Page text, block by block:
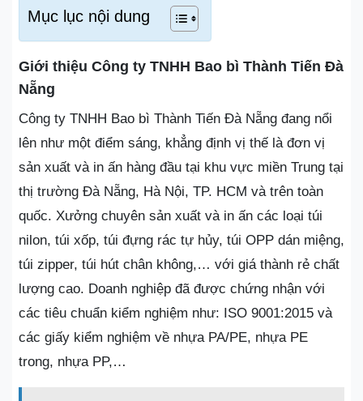
Mục lục nội dung
Giới thiệu Công ty TNHH Bao bì Thành Tiến Đà
Nẵng
Công ty TNHH Bao bì Thành Tiến Đà Nẵng đang nổi
lên như một điểm sáng, khẳng định vị thế là đơn vị
sản xuất và in ấn hàng đầu tại khu vực miền Trung tại
thị trường Đà Nẵng, Hà Nội, TP. HCM và trên toàn
quốc. Xưởng chuyên sản xuất và in ấn các loại túi
nilon, túi xốp, túi đựng rác tự hủy, túi OPP dán miệng,
túi zipper, túi hút chân không,… với giá thành rẻ chất
lượng cao. Doanh nghiệp đã được chứng nhận với
các tiêu chuẩn kiểm nghiệm như: ISO 9001:2015 và
các giấy kiểm nghiệm về nhựa PA/PE, nhựa PE
trong, nhựa PP,…